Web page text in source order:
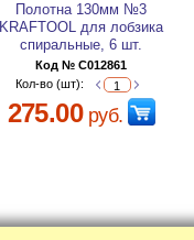
Полотна 130мм №3
KRAFTOOL для лобзика
спиральные, 6 шт.
Код № C012861
Кол-во (шт):
275.00руб.